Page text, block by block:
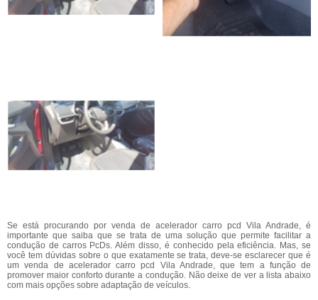
Se está procurando por venda de acelerador carro pcd Vila Andrade, é
importante que saiba que se trata de uma solução que permite facilitar a
condução de carros PcDs. Além disso, é conhecido pela eficiência. Mas, se
você tem dúvidas sobre o que exatamente se trata, deve-se esclarecer que é
um venda de acelerador carro pcd Vila Andrade, que tem a função de
promover maior conforto durante a condução. Não deixe de ver a lista abaixo
com mais opções sobre adaptação de veículos.